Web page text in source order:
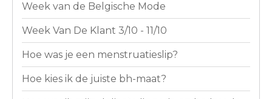
Week van de Belgische Mode
Week Van De Klant 3/10 - 11/10
Hoe was je een menstruatieslip?
Hoe kies ik de juiste bh-maat?